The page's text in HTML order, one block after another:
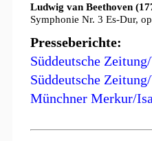
Ludwig van Beethoven
Symphonie Nr. 3 Es-Dur,
Presseberichte:
Süddeutsche
Süddeutsche
Münchner Merkur/